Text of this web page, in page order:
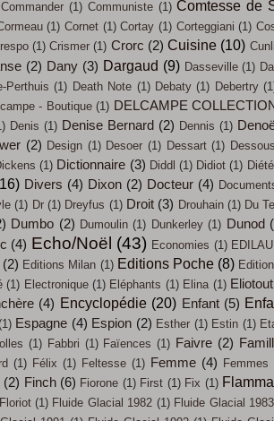
Commander (1) Communiste (1) Comtesse de
(1) Cornet (1) Cortay (1) Corteggiani (1)
(1) Crismer (1) Crorc (2) Cuisine (10)
(2) Dany (3) Dargaud (9) Dasseville (1)
Perthuis (1) Death Note (1) Debaty (1) Debertry
- Boutique (1) DELCAMPE
Denis (1) Denise Bernard (2) Dennis (1)
(2) Design (1) Desoer (1) Dessart (1) Dessous
(1) Dictionnaire (3) Diddl (1) Didiot (1)
Divers (4) Dixon (2) Docteur (4)
(1) Dr (1) Dreyfus (1) Droit (3) Drouhain (1) Du
Dumbo (2) Dumoulin (1) Dunkerley (1) Dunod
(4) Echo/Noël (43) Economies (1) EDILAU
(2) Editions Milan (1) Editions Poche (8)
(1) Electronique (1) Eléphants (1) Elina (1) Eliotout
(4) Encyclopédie (20) Enfant (5)
Espagne (4) Espion (2) Esther (1) Estin (1)
(1) Fabbri (1) Faïences (1) Faivre (2)
(1) Félix (1) Feltesse (1) Femme (4) Femmes
(2) Finch (6) Fiorone (1) First (1) Fix (1)
Floriot (1) Fluide Glacial 1982 (1) Fluide Glacial 1983